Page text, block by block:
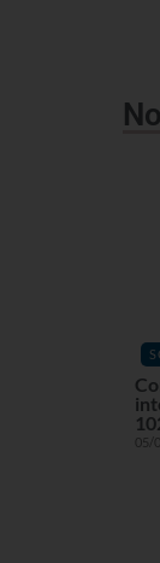
05/